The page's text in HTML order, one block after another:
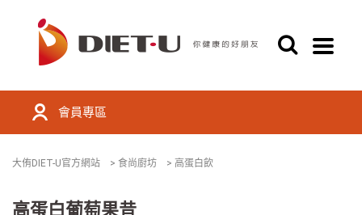
會員專區
大侑DIET-U官方網站 > 食尚廚坊 > 高蛋白飲
高蛋白葡萄果昔